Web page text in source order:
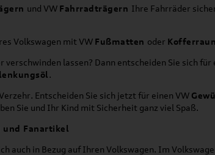
und VW Fahrradträgern Ihre Fahrräder
Volkswagen mit VW Fußmatten oder
verschwinden lassen? Dann entscheiden Sie sich für
.
Entscheiden Sie sich jetzt für einen VW
Sie und Ihr Kind mit Sicherheit ganz viel Spaß.
und Fanartikel
auch in Bezug auf Ihren Volkswagen. Im